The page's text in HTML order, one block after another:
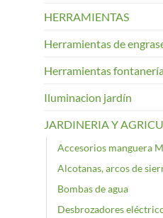
HERRAMIENTAS
Herramientas de
Herramientas
Iluminacion jardín
JARDINERIA Y
Accesorios manguera
Alcotanas, arcos de
Bombas de agua
Desbrozadores